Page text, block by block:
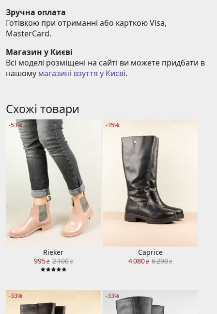
Зручна оплата
Готівкою при отриманні або карткою Visa,
MasterCard.
Магазин у Києві
Всі моделі розміщені на сайті ви можете придбати в
нашому магазині взуття у Києві.
Схожі товари
-53%
Rieker
995₴ 2 100₴
-35%
Caprice
4 080₴ 6 290₴
-33% -33%